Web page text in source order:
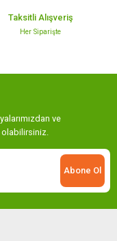
Taksitli Alışveriş
Her Siparişte
ve
Abone Ol